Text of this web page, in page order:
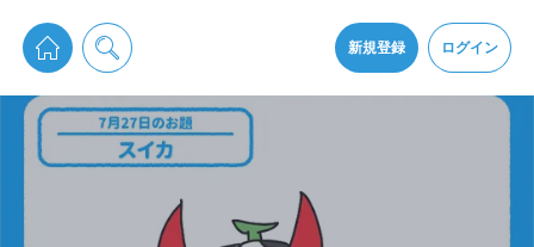
新規登録 ログイン
pixiv Sketchは2024年5月28日付で プライパシーポリシーを改定しました。
通知を受け取るにはここをクリックします
pixiv Sketchアプリでさらに快適に！
アプリをインストール